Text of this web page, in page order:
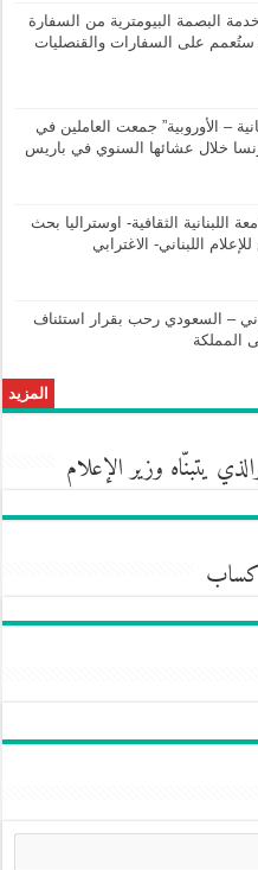
المزيد
البصمة البيومترية من السفارة
ستُعمم على السفارات والقنصليات
– الأوروبية” جمعت العاملين في
خلال عشائها السنوي في باريس
اللبنانية الثقافية- اوستراليا بحث
اللبناني- الاغترابي
– السعودي رحب بقرار استئناف
المملكة
يتبنّاه وزير الإعلام
كساب